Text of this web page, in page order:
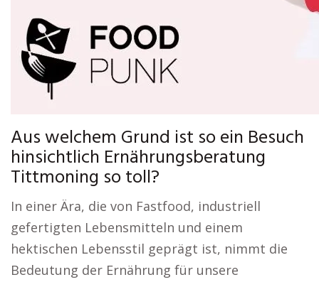
Aus welchem Grund ist so ein Besuch
hinsichtlich Ernährungsberatung
Tittmoning so toll?
In einer Ära, die von Fastfood, industriell
gefertigten Lebensmitteln und einem
hektischen Lebensstil geprägt ist, nimmt die
Bedeutung der Ernährung für unsere